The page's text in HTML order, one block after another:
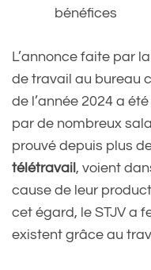
bénéfices
L’annonce faite par
de travail au bureau
de l’année 2024 a
par de nombreux
prouvé depuis plus
télétravail , voient
cause de leur
cet égard, le STJV a
existent grâce au